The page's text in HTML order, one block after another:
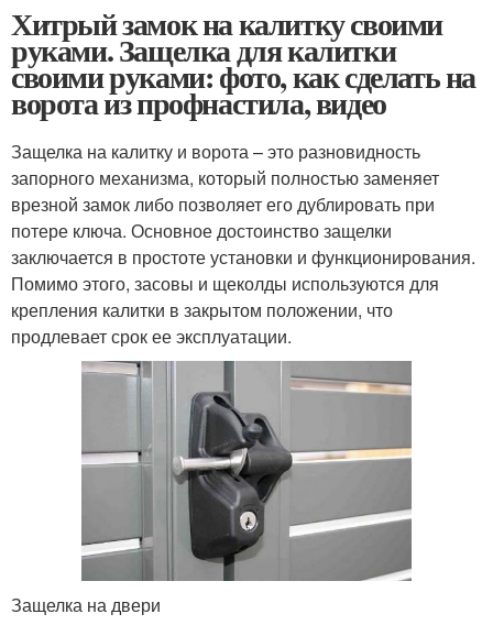
Хитрый замок на калитку своими
руками. Защелка для калитки
своими руками: фото, как сделать на
ворота из профнастила, видео
Защелка на калитку и ворота – это разновидность
запорного механизма, который полностью заменяет
врезной замок либо позволяет его дублировать при
потере ключа. Основное достоинство защелки
заключается в простоте установки и функционирования.
Помимо этого, засовы и щеколды используются для
крепления калитки в закрытом положении, что
продлевает срок ее эксплуатации.
Защелка на двери